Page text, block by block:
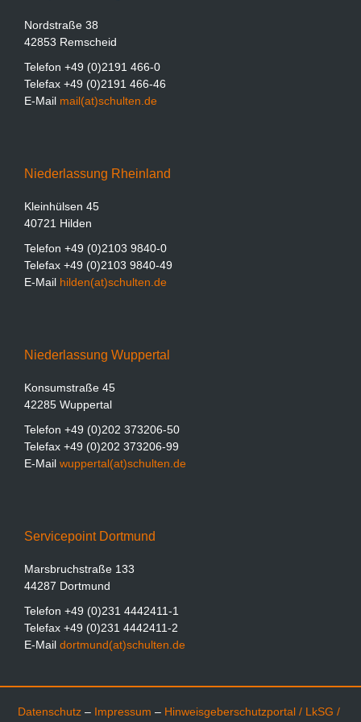
Nordstraße 38
42853 Remscheid
Telefon +49 (0)2191 466-0
Telefax +49 (0)2191 466-46
E-Mail mail(at)schulten.de
Niederlassung Rheinland
Kleinhülsen 45
40721 Hilden
Telefon +49 (0)2103 9840-0
Telefax +49 (0)2103 9840-49
E-Mail hilden(at)schulten.de
Niederlassung Wuppertal
Konsumstraße 45
42285 Wuppertal
Telefon +49 (0)202 373206-50
Telefax +49 (0)202 373206-99
E-Mail wuppertal(at)schulten.de
Servicepoint Dortmund
Marsbruchstraße 133
44287 Dortmund
Telefon +49 (0)231 4442411-1
Telefax +49 (0)231 4442411-2
E-Mail dortmund(at)schulten.de
Datenschutz – Impressum – Hinweisgeberschutzportal / LkSG /